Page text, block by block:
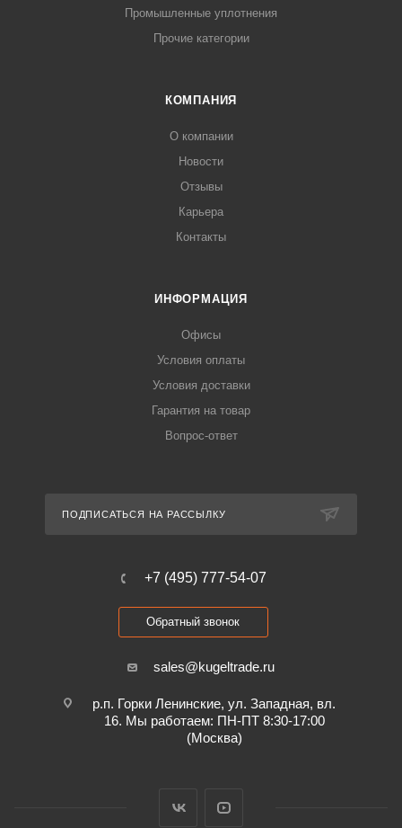
Промышленные уплотнения
Прочие категории
КОМПАНИЯ
О компании
Новости
Отзывы
Карьера
Контакты
ИНФОРМАЦИЯ
Офисы
Условия оплаты
Условия доставки
Гарантия на товар
Вопрос-ответ
ПОДПИСАТЬСЯ НА РАССЫЛКУ
+7 (495) 777-54-07
Обратный звонок
sales@kugeltrade.ru
р.п. Горки Ленинские, ул. Западная, вл.
16. Мы работаем: ПН-ПТ 8:30-17:00
(Москва)